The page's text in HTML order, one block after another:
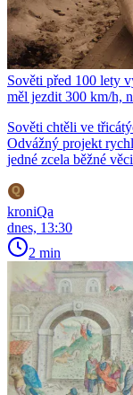
Sověti před 100 lety
měl jezdit 300 km/h,
Sověti chtěli ve
Odvážný projekt
jedné zcela běžné
kroniQa
dnes, 13:30
2 min